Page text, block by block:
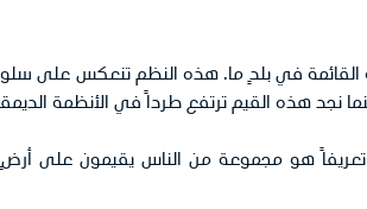
القائمة في بلدٍ ما. هذه النظم تنعكس على
نجد هذه القيم ترتفع طرداً في الأنظمة
هو مجموعة من الناس يقيمون على أرضٍ